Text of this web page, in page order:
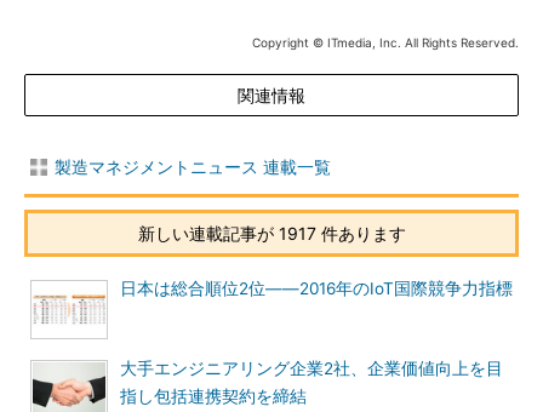
Copyright © ITmedia, Inc. All Rights Reserved.
関連情報
製造マネジメントニュース 連載一覧
新しい連載記事が 1917 件あります
日本は総合順位2位――2016年のIoT国際競争力指標
大手エンジニアリング企業2社、企業価値向上を目
指し包括連携契約を締結